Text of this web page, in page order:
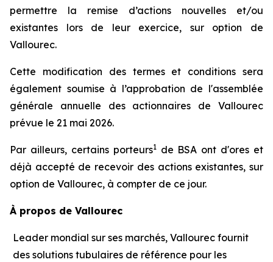
permettre la remise d’actions nouvelles et/ou
existantes lors de leur exercice, sur option de
Vallourec.
Cette modification des termes et conditions sera
également soumise à l’approbation de l'assemblée
générale annuelle des actionnaires de Vallourec
prévue le 21 mai 2026.
Par ailleurs, certains porteurs1de BSA ont d'ores et
déjà accepté de recevoir des actions existantes, sur
option de Vallourec, à compter de ce jour.
À propos de Vallourec
Leader mondial sur ses marchés, Vallourec fournit
des solutions tubulaires de référence pour les